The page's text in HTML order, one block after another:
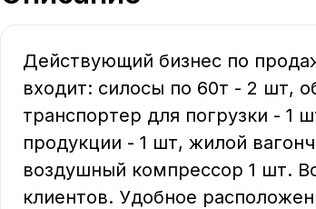
Действующий бизнес по
входит: силосы по 60т - 2 шт,
транспортер для погрузки - 1
продукции - 1 шт, жилой
воздушный компрессор 1 шт.
клиентов. Удобное